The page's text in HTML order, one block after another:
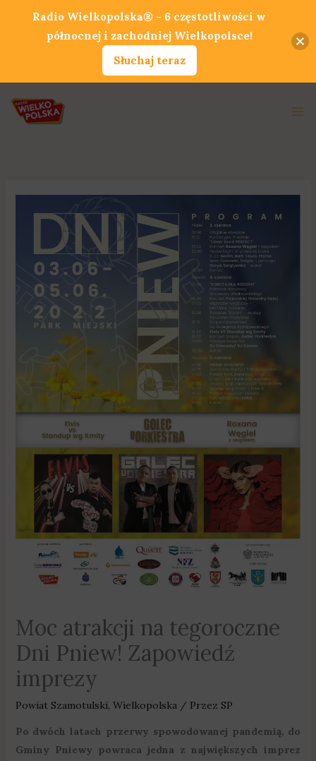
Moc atrakcji na tegoroczne
Dni Pniew! Zapowiedź
imprezy
Powiat Szamotulski, Wielkopolska/ Przez SP
Po dwóch latach przerwy spowodowanej pandemią, do
Gminy Pniewy powraca jedna z największych imprez
Radio Wielkopolska® - 6 częstotliwości w
północnej i zachodniej Wielkopolsce!
Słuchaj teraz